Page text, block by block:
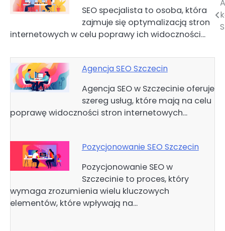
SEO specjalista to osoba, która
zajmuje się optymalizacją stron
internetowych w celu poprawy ich widoczności…
Agencja SEO Szczecin
Agencja SEO w Szczecinie oferuje
szereg usług, które mają na celu
poprawę widoczności stron internetowych…
Pozycjonowanie SEO Szczecin
Pozycjonowanie SEO w
Szczecinie to proces, który
wymaga zrozumienia wielu kluczowych
elementów, które wpływają na…
Nawigacja